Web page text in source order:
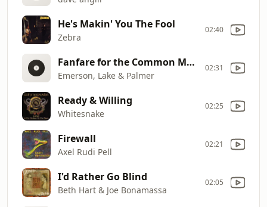
He's Makin' You The Fool
Zebra
02:40
Fanfare for the Common Man [Live]
Emerson, Lake & Palmer
02:31
Ready & Willing
Whitesnake
02:25
Firewall
Axel Rudi Pell
02:21
I'd Rather Go Blind
Beth Hart & Joe Bonamassa
02:05